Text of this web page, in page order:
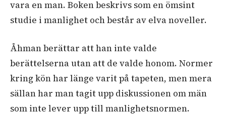
vara en man. Boken beskrivs som en ömsint
studie i manlighet och består av elva noveller.
Åhman berättar att han inte valde
berättelserna utan att de valde honom. Normer
kring kön har länge varit på tapeten, men mera
sällan har man tagit upp diskussionen om män
som inte lever upp till manlighetsnormen.